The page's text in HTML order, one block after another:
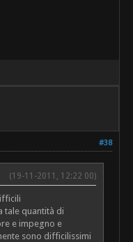
#38
(19-11-2011, 12:22 00)
tale quantità di
e impegno e
sono difficilissimi